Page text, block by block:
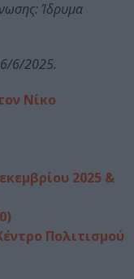
Ίδρυμα
6/2025.
Νίκο
2025 &
Πολιτισμού